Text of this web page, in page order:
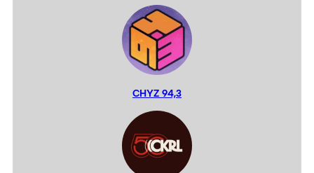
CHYZ 94,3